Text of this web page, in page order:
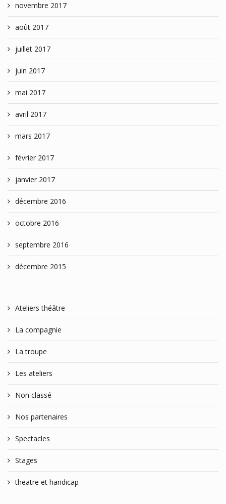
novembre 2017
août 2017
juillet 2017
juin 2017
mai 2017
avril 2017
mars 2017
février 2017
janvier 2017
décembre 2016
octobre 2016
septembre 2016
décembre 2015
Ateliers théâtre
La compagnie
La troupe
Les ateliers
Non classé
Nos partenaires
Spectacles
Stages
theatre et handicap